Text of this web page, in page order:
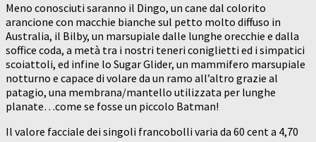
Meno conosciuti saranno il Dingo, un cane dal colorito
arancione con macchie bianche sul petto molto diffuso in
Australia, il Bilby, un marsupiale dalle lunghe orecchie e dalla
soffice coda, a metà tra i nostri teneri coniglietti ed i simpatici
scoiattoli, ed infine lo Sugar Glider, un mammifero marsupiale
notturno e capace di volare da un ramo all’altro grazie al
patagio, una membrana/mantello utilizzata per lunghe
planate…come se fosse un piccolo Batman!
Il valore facciale dei singoli francobolli varia da 60 cent a 4,70